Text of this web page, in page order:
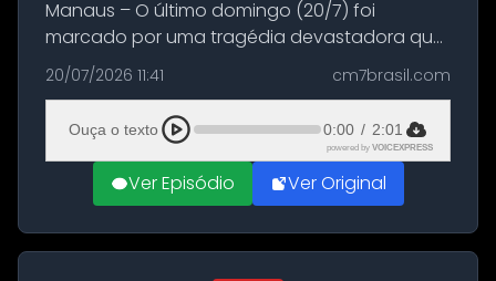
Manaus – O último domingo (20/7) foi
marcado por uma tragédia devastadora que
resultou na morte precoce de dois jovens na
BR-174, na zona rural de Manaus. Um passeio
com destino a um típico café regio...
20/07/2026 11:41 cm7brasil.com
Ouça o texto 0:00 / 2:01
powered by VOICEXPRESS
Ver Episódio Ver Original